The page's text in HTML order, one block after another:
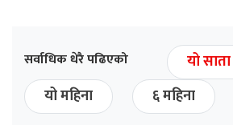
सर्वाधिक धेरै पढिएको
यो साता
यो महिना
६ महिना